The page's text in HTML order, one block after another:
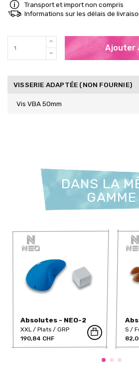
Transport et import non compris
Informations sur les délais de
Ajouter
VISSERIE ADAPTÉE (NON FOURNIE)
Vis VBA 50mm
DANS LA
GAMME
Absolutes - NEO-2
XXL Plats
GRP
190,84 CHF
S